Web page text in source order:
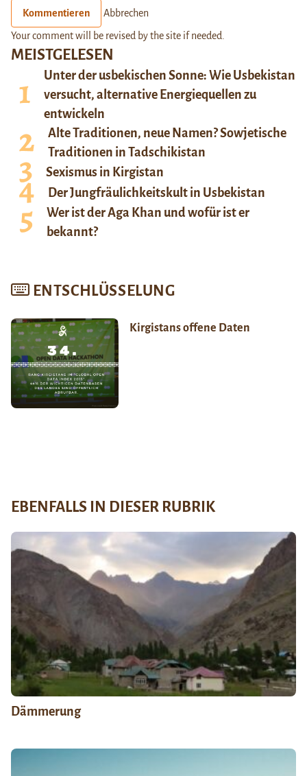
MEISTGELESEN
Unter der usbekischen Sonne: Wie Usbekistan
versucht, alternative Energiequellen zu
entwickeln
Alte Traditionen, neue Namen? Sowjetische
Traditionen in Tadschikistan
Sexismus in Kirgistan
Der Jungfräulichkeitskult in Usbekistan
Wer ist der Aga Khan und wofür ist er
bekannt?
ENTSCHLÜSSELUNG
Kirgistans offene Daten
Kommentieren Abbrechen
Your comment will be revised by the site if needed.
EBENFALLS IN DIESER RUBRIK
Dämmerung